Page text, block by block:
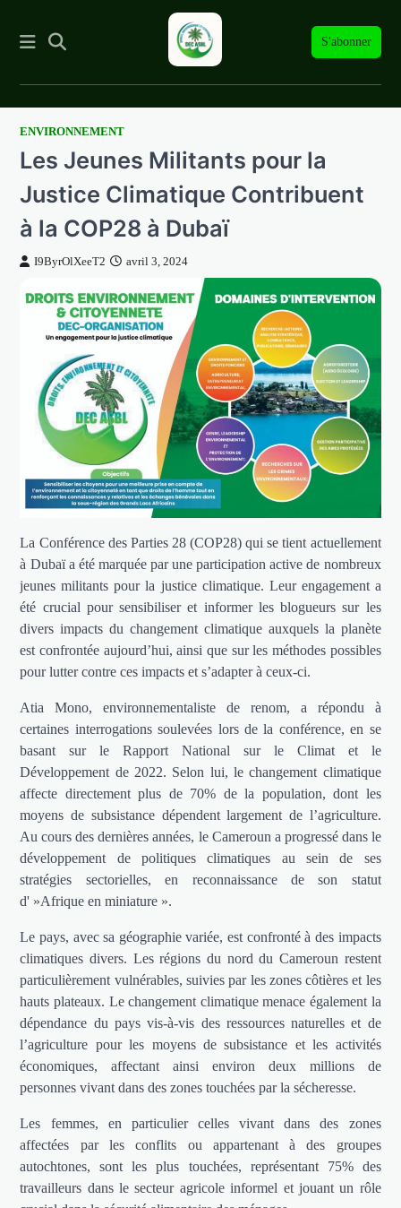
S'abonner
SkipENVIRONNEMENT
Les Jeunes Militants pour la
Justice Climatique Contribuent
à la COP28 à Dubaï
I9ByrOlXeeT2 avril 3, 2024
La Conférence des Parties 28 (COP28) qui se tient actuellement
à Dubaï a été marquée par une participation active de nombreux
jeunes militants pour la justice climatique. Leur engagement a
été crucial pour sensibiliser et informer les blogueurs sur les
divers impacts du changement climatique auxquels la planète
est confrontée aujourd’hui, ainsi que sur les méthodes possibles
pour lutter contre ces impacts et s’adapter à ceux-ci.
Atia Mono, environnementaliste de renom, a répondu à
certaines interrogations soulevées lors de la conférence, en se
basant sur le Rapport National sur le Climat et le
Développement de 2022. Selon lui, le changement climatique
affecte directement plus de 70% de la population, dont les
moyens de subsistance dépendent largement de l’agriculture.
Au cours des dernières années, le Cameroun a progressé dans le
développement de politiques climatiques au sein de ses
stratégies sectorielles, en reconnaissance de son statut
d' »Afrique en miniature ».
Le pays, avec sa géographie variée, est confronté à des impacts
climatiques divers. Les régions du nord du Cameroun restent
particulièrement vulnérables, suivies par les zones côtières et les
hauts plateaux. Le changement climatique menace également la
dépendance du pays vis-à-vis des ressources naturelles et de
l’agriculture pour les moyens de subsistance et les activités
économiques, affectant ainsi environ deux millions de
personnes vivant dans des zones touchées par la sécheresse.
Les femmes, en particulier celles vivant dans des zones
affectées par les conflits ou appartenant à des groupes
autochtones, sont les plus touchées, représentant 75% des
travailleurs dans le secteur agricole informel et jouant un rôle